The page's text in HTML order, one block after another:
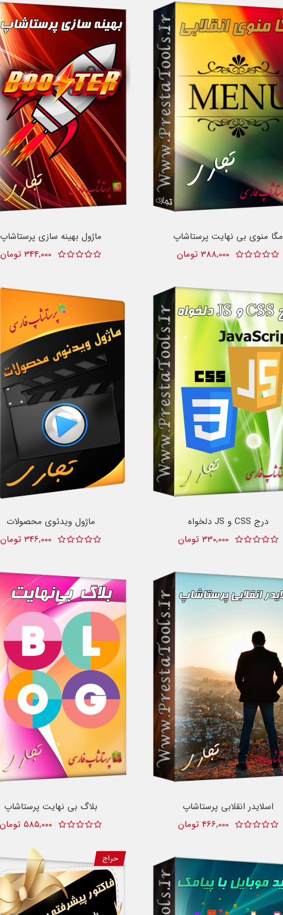
مگا منوی بی نهایت پرستاشاپ
388,000 تومان
ماژول بهینه سازی پرستاشاپ
344,000 تومان
درج CSS و JS دلخواه
330,000 تومان
ماژول ویدئوی محصولات
346,000 تومان
اسلایدر انقلابی پرستاشاپ
466,000 تومان
بلاگ بی نهایت پرستاشاپ
585,000 تومان
حراج